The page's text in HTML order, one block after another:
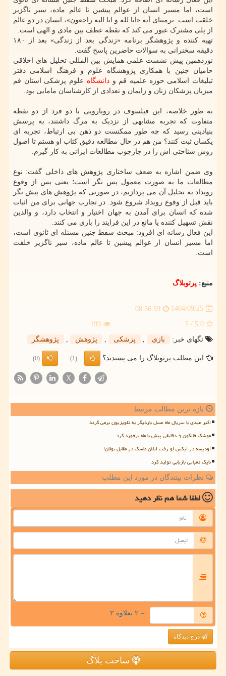
است، اما مسیر انسان از عوالم پیشین تا عالم ماده، سیر ناگزیر
خلقت است. برمبنای آیه «انا لله و انا الیه راجعون»، انسان در دو عالم
از پلی مشترک عبور می کند که نقطه عطف بین مادی و الهی است.
تهیه کننده و پژوهشگر برنامه «زندگی بعد از زندگی» بعد از ۱۸۰
دقیقه سخنرانی به سوالات حاضرین پاسخ گفت.
نوزدهمین پیش نشست علمی همایش بین المللی تحلیل های اخلاقی
حامیان جنین با همکاری پژوهشگاه علوم و فرهنگ اسلامی دفتر
تبلیغات اسلامی حوزه علمیه قم ودانشگاه علوم پزشکی استان قم
میزبان پزشکان زنان و زایمان و تعدادی از کارشناسان مامایی بود.
به طور خلاصه، این فیلسوف در رویارویی با دو فرد از دو نقطه
متفاوت که تجربه مشابهی از نزدیک به مرگ داشتند، به پرسش
بنیادینی رسید که چه طور ممکنست دو ذهن بی ارتباط، تجربه ای
یکسان ثبت کنند؟ من هم در حال مطالعه دقیق کتاب او هستم تا اصول
روش شناختی اش را در چارچوب مطالعات ایرانی به کار گیرم.
وی ضمن اشاره به ضعف ساختاری پژوهش های داخلی گفت: نوع
مطالعات ما به صورت معمول پس نگر است؛ یعنی پس از وقوع
رویداد به تحلیل آن می پردازیم، در صورتی که پژوهش های پیش نگر
باید قبل از وقوع رویداد شروع شود. در تجارب جهانی برای من اثبات
شده که انسان برای آمدن به جهان اختیار و انتخاب دارد، و والدین
نقش تسهیل کننده یا مانع در این فرایند را بازی می کنند.
این فعال رسانه ای افزود: مبحث سقط جنین مسئله ای ثانوی است،
اما مسیر انسان از عوالم پیشین تا عالم ماده، سیر ناگزیر خلقت
است.
منبع: پرتوبلاگ
1404/09/25
08:56:59
5.0
/ 5
199
تگهای خبر:
بازی پزشكی پژوهش پژوهشگر
این مطلب پرتوبلاگ را می پسندید؟ (1)
(0)
X
تازه ترین مطالب مرتبط
اکبر عبدی با سریال ماه عسل باردیگر به تلویزیون برمی گردد
موشک فالکون ۹ دقایقی پیش با ماه برخورد کرد
اودیسه در ایکس لو رفت ایلان ماسک در مقابل نولان!
نایک دمپایی بازیابی تولید کرد
نظرات بینندگان در مورد این مطلب
لطفا شما همنظر دهید
= ۲ بعلاوه ۳
درج دیدگاه
ساخت بلاگ